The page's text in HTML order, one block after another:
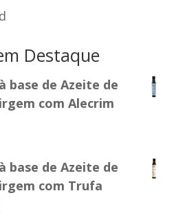
Destaque
base de Azeite de
com Alecrim
base de Azeite de
com Trufa